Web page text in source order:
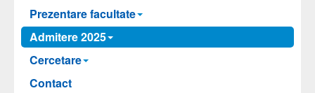
Prezentare facultate
Admitere 2025
Cercetare
Contact